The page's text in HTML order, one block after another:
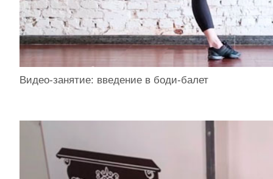
Видео-занятие: введение в боди-балет